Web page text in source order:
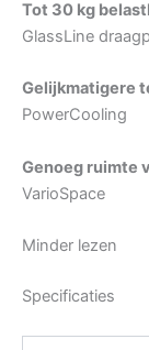
Tot 30 kg
GlassLine
Gelijkmatigere
PowerCooling
Genoeg ruimte
VarioSpace
Minder lezen
Specificaties